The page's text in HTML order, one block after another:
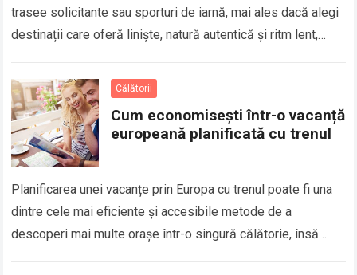
trasee solicitante sau sporturi de iarnă, mai ales dacă alegi
destinații care oferă liniște, natură autentică și ritm lent,
Călătorii
Cum economisești într-o vacanță
europeană planificată cu trenul
Planificarea unei vacanțe prin Europa cu trenul poate fi una
dintre cele mai eficiente și accesibile metode de a
descoperi mai multe orașe într-o singură călătorie, însă